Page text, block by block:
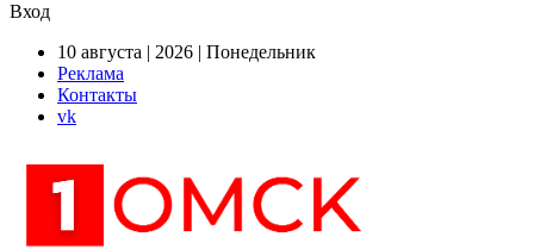
Вход
10 августа | 2026 | Понедельник
Реклама
Контакты
vk